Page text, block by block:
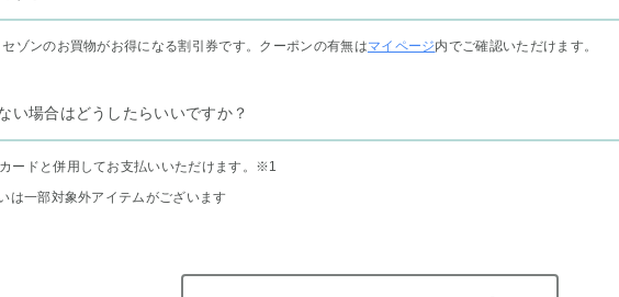
ゾンのお買物がお得になる割引券です。クーポンの有無はマイページ内でご確認いただけます。
い場合はどうしたらいいですか？
ードと併用してお支払いいただけます。 ※1
は一部対象外アイテムがございます